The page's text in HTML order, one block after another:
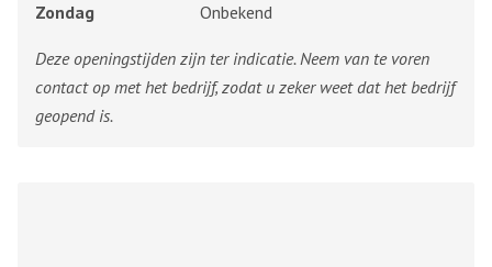
Zondag
Onbekend
Deze openingstijden zijn ter indicatie. Neem van te voren
contact op met het bedrijf, zodat u zeker weet dat het bedrijf
geopend is.